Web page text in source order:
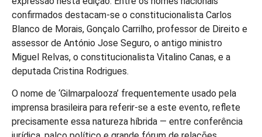
confirmados destacam-se o constitucionalista Carlos
Blanco de Morais, Gonçalo Carrilho, professor de Direito e
assessor de António Jose Seguro, o antigo ministro
Miguel Relvas, o constitucionalista Vitalino Canas, e a
deputada Cristina Rodrigues.
O nome de ‘Gilmarpalooza’ frequentemente usado pela
imprensa brasileira para referir-se a este evento, reflete
precisamente essa natureza híbrida — entre conferência